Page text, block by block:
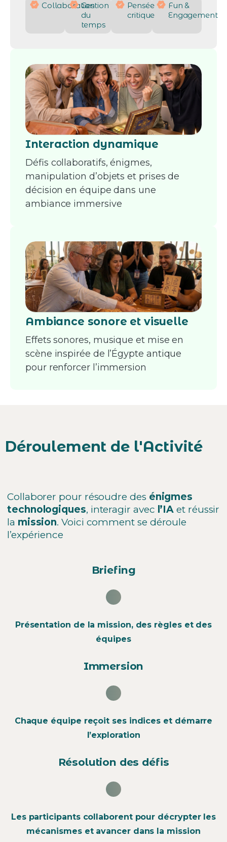
CollaborationGestion
du
temps
Pensée
critique
Fun &
Engagement
Interaction dynamique
Défis collaboratifs, énigmes,
manipulation d’objets et prises de
décision en équipe dans une
ambiance immersive
Ambiance sonore et visuelle
Effets sonores, musique et mise en
scène inspirée de l’Égypte antique
pour renforcer l’immersion
Déroulement de l'Activité
Collaborer pour résoudre des énigmes
technologiques, interagir avec l’IA et réussir
la mission. Voici comment se déroule
l’expérience
Briefing
Présentation de la mission, des règles et des
équipes
Immersion
Chaque équipe reçoit ses indices et démarre
l’exploration
Résolution des défis
Les participants collaborent pour décrypter les
mécanismes et avancer dans la mission